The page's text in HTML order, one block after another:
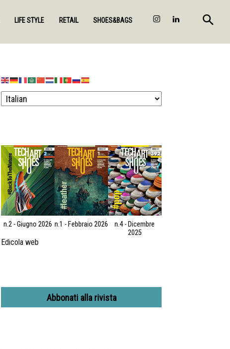
LIFE STYLE RETAIL SHOES&BAGS
n.2 - Giugno 2026 n.1 - Febbraio 2026
n.4 - Dicembre
2025
Edicola web
Abbonati alla rivista